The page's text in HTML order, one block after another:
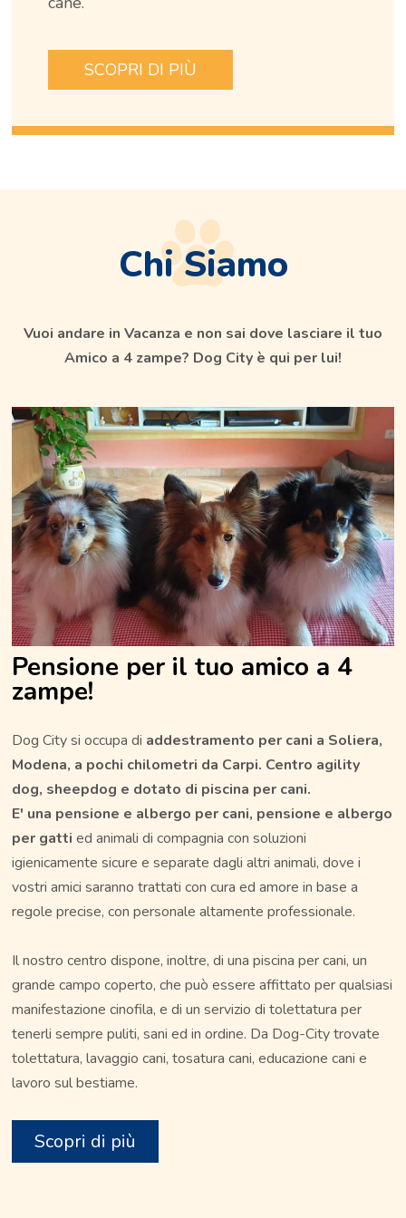
SCOPRI DI PIÙ
Chi Siamo
Vuoi andare in Vacanza e non sai dove lasciare il tuo
Amico a 4 zampe? Dog City è qui per lui!
Pensione per il tuo amico a 4
zampe!
Dog City si occupa di addestramento per cani a Soliera,
Modena, a pochi chilometri da Carpi. Centro agility
dog, sheepdog e dotato di piscina per cani.
E' una pensione e albergo per cani, pensione e albergo
per gattied animali di compagnia con soluzioni
igienicamente sicure e separate dagli altri animali, dove i
vostri amici saranno trattati con cura ed amore in base a
regole precise, con personale altamente professionale.
Il nostro centro dispone, inoltre, di una piscina per cani, un
grande campo coperto, che può essere affittato per qualsiasi
manifestazione cinofila, e di un servizio di tolettatura per
tenerli sempre puliti, sani ed in ordine. Da Dog-City trovate
tolettatura, lavaggio cani, tosatura cani, educazione cani e
lavoro sul bestiame.
Scopri di più